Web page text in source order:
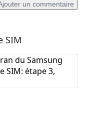
un commentaire
SIM